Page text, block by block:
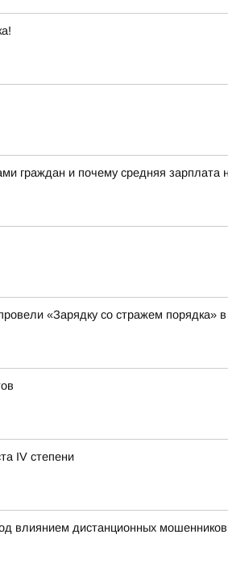
граждан и почему средняя зарплата
«Зарядку со стражем порядка»
IV степени
влиянием дистанционных мошенников